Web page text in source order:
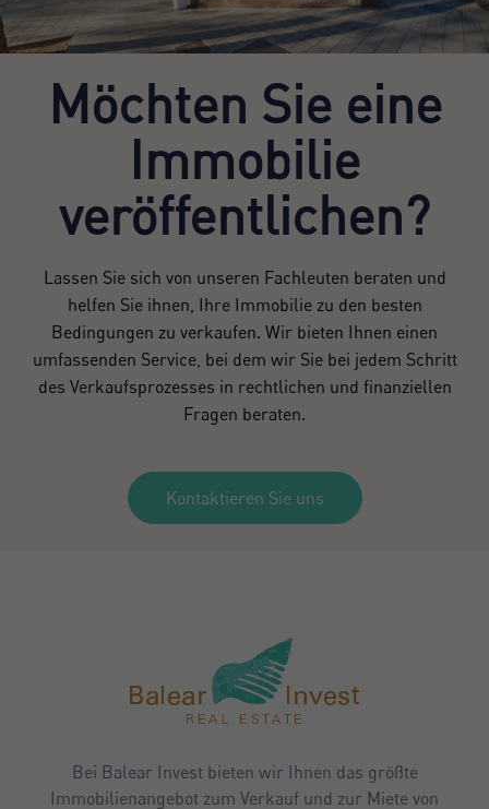
Möchten Sie eine
Immobilie
veröffentlichen?
Lassen Sie sich von unseren Fachleuten beraten und
helfen Sie ihnen, Ihre Immobilie zu den besten
Bedingungen zu verkaufen. Wir bieten Ihnen einen
umfassenden Service, bei dem wir Sie bei jedem Schritt
des Verkaufsprozesses in rechtlichen und finanziellen
Fragen beraten.
Kontaktieren Sie uns
Bei Balear Invest bieten wir Ihnen das größte
Immobilienangebot zum Verkauf und zur Miete von